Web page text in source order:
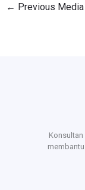
← Previous Media